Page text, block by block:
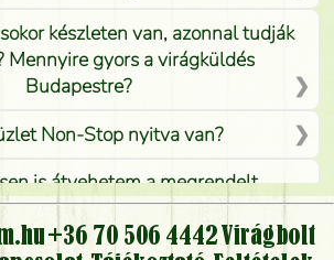
készleten van, azonnal tudják
Mennyire gyors a virágküldés
Budapestre?
Non-Stop nyitva van?
is átvehetem a megrendelt
csak virágküldéssel, kiszállítással
kérhető?
+36 70 506 4442 Virágbolt